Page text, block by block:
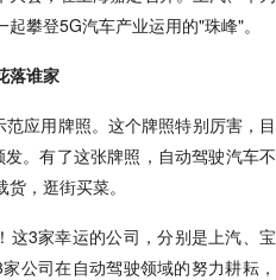
攀登5G汽车产业运用的"珠峰"。
落谁家
应用牌照。这个牌照特别厉害，目
。有了这张牌照，自动驾驶汽车不
，逛街买菜。
3家幸运的公司，分别是上汽、宝
公司在自动驾驶领域的努力耕耘，